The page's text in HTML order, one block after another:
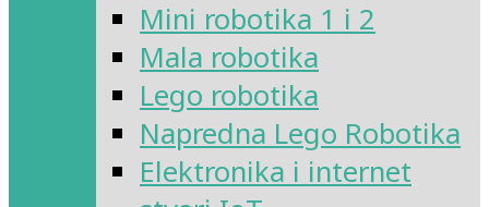
Mini robotika 1 i 2
Mala robotika
Lego robotika
Napredna Lego Robotika
Elektronika i internet